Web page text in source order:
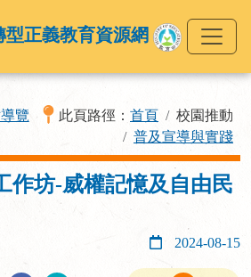
正義教育資源網
覽 此頁路徑： 首頁
校園推動
普及宣導與實踐
作坊-威權記憶及自由民
2024-08-15